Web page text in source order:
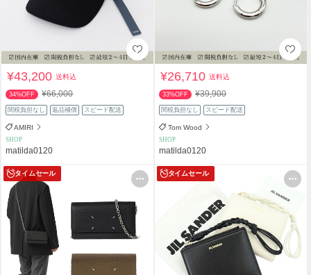
¥43,200送料込
34%OFF ¥66,000
関税負担なし 返品補償 スピード配送
AMIRI
SHOP
matilda0120
¥26,710送料込
33%OFF ¥39,900
関税負担なし スピード配送
Tom Wood
SHOP
matilda0120
タイムセール タイムセール